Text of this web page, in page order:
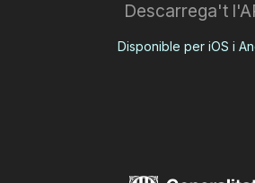
Descarrega't
Disponible per iOS i